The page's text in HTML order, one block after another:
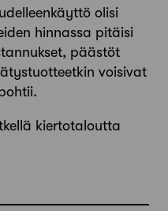
olisi
hinnassa pitäisi
päästöt
voisivat
kierto­taloutta